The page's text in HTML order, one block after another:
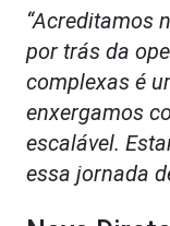
“Acreditamos
por trás da
complexas é
enxergamos
escalável.
essa jornada